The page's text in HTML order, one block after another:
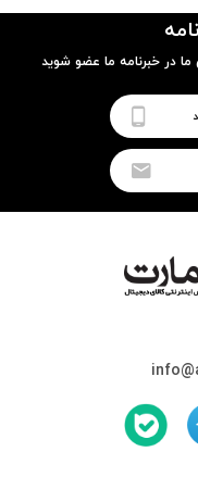
در خبرنامه ما عضو شوید